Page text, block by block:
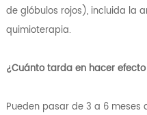
de glóbulos rojos), incluida la
quimioterapia.
¿Cuánto tarda en hacer
Pueden pasar de 3 a 6 meses